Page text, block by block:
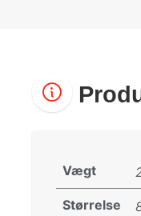
Vægt
Størrelse